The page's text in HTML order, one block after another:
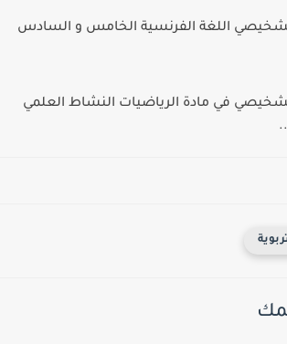
اللغة الفرنسية الخامس و السادس
في مادة الرياضيات النشاط العلمي